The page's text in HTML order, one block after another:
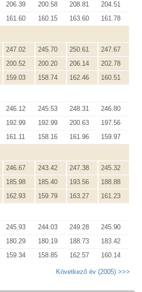
206.39 200.58 208.81
204.51
161.60 160.15 163.60 161.78
247.02 245.70 250.61
247.67
200.52 200.20 206.14
202.78
159.03 158.74 162.46 160.51
246.12 245.53 248.31
246.80
192.99 192.99 200.63
197.56
161.11 158.16 161.96 159.97
246.67 243.42 247.38
245.32
185.98 185.40 193.56
188.88
162.93 159.79 163.27 161.23
245.93 244.03 249.28
245.90
180.29 180.19 188.73
183.42
159.34 158.85 162.57 160.14
Következő év (2005) >>>